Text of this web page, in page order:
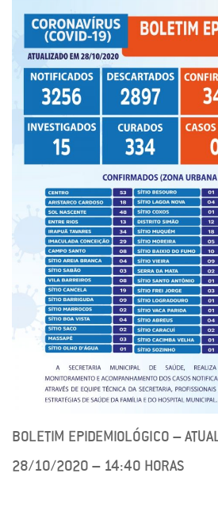
BOLETIM EPIDEMIOLÓGICO –
28/10/2020 – 14:40 HORAS